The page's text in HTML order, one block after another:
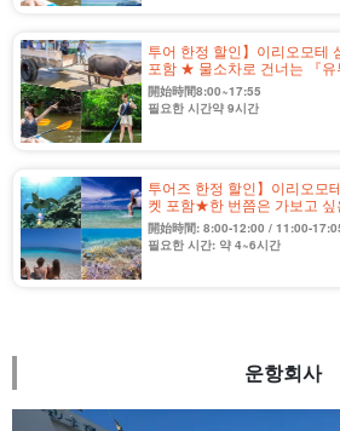
투어 한정 할인】이리오모테
포함 ★ 물소차로 건너는 『
섬 정글 SUPor 카누 투어 ★
開始時間8:00~17:55
필요한 시간약 9시간
투어즈 한정 할인】이리오모
켓 포함★한 번쯤은 가보고
스노클링 반나절 코스★사진
開始時間: 8:00-12:00 / 11:00-
필요한 시간: 약 4~6시간
운항회사